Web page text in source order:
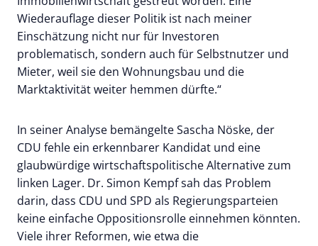
Wiederauflage dieser Politik ist nach meiner
Einschätzung nicht nur für Investoren
problematisch, sondern auch für Selbstnutzer und
Mieter, weil sie den Wohnungsbau und die
Marktaktivität weiter hemmen dürfte.“
In seiner Analyse bemängelte Sascha Nöske, der
CDU fehle ein erkennbarer Kandidat und eine
glaubwürdige wirtschaftspolitische Alternative zum
linken Lager. Dr. Simon Kempf sah das Problem
darin, dass CDU und SPD als Regierungsparteien
keine einfache Oppositionsrolle einnehmen könnten.
Viele ihrer Reformen, wie etwa die